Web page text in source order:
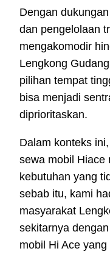
Dengan
dan pengelolaan
mengakomodir
Lengkong
pilihan tempat
bisa menjadi
diprioritaskan.
Dalam konteks
sewa mobil Hiace
kebutuhan yang
sebab itu, kami
masyarakat
sekitarnya
mobil Hi Ace